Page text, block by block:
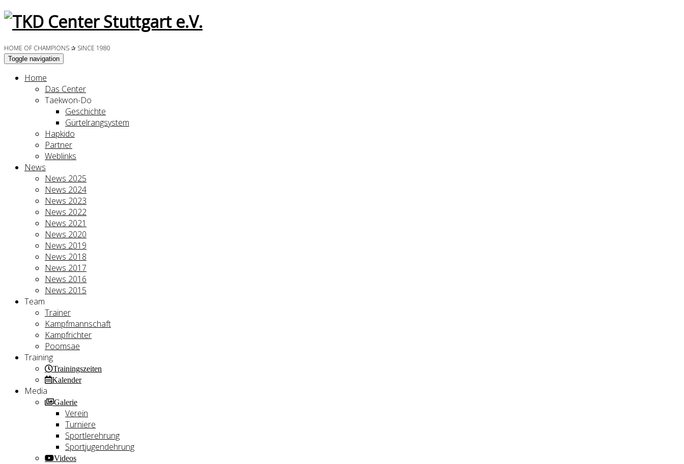
HOME OF CHAMPIONS ✰ SINCE 1980
Toggle navigation
Home
Das Center
Taekwon-Do
Geschichte
Gürtelrangsystem
Hapkido
Partner
Weblinks
News
News 2025
News 2024
News 2023
News 2022
News 2021
News 2020
News 2019
News 2018
News 2017
News 2016
News 2015
Team
Trainer
Kampfmannschaft
Kampfrichter
Poomsae
Training
Trainingszeiten
Kalender
Media
Galerie
Verein
Turniere
Sportlerehrung
Sportjugendehrung
Videos